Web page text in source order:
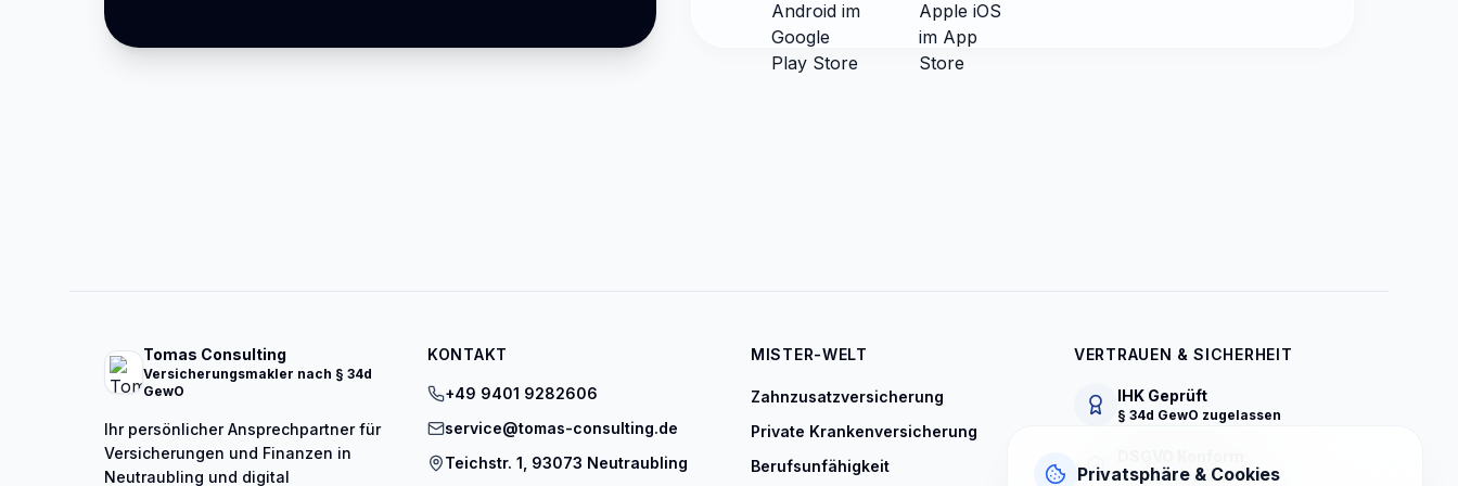
Tomas Consulting
Versicherungsmakler nach § 34d
GewO
Ihr persönlicher Ansprechpartner für
Versicherungen und Finanzen in
Neutraubling und digital
KONTAKT
+49 9401 9282606
service@tomas-consulting.de
Teichstr. 1, 93073 Neutraubling
MISTER-WELT
Zahnzusatzversicherung
Private Krankenversicherung
Berufsunfähigkeit
VERTRAUEN & SICHERHEIT
IHK Geprüft
§ 34d GewO zugelassen
Strenger Datenschutz
Privatsphäre & Cookies